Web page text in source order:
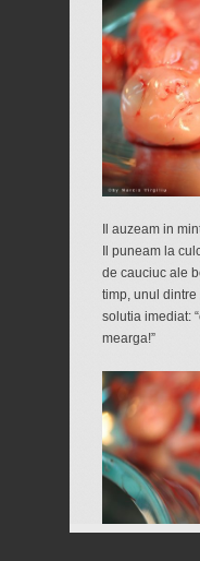
Il auzeam in
Il puneam la
de cauciuc ale
timp, unul
solutia imediat:
mearga!”